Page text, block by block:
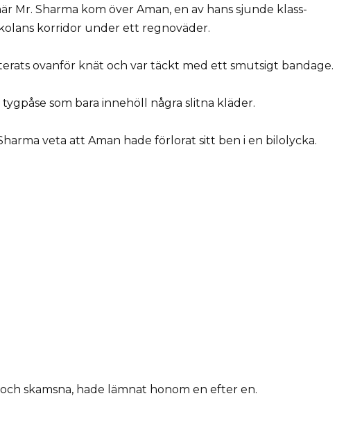
Mr. Sharma kom över Aman, en av hans sjunde klass-
korridor under ett regnoväder.
ovanför knät och var täckt med ett smutsigt bandage.
som bara innehöll några slitna kläder.
veta att Aman hade förlorat sitt ben i en bilolycka.
skamsna, hade lämnat honom en efter en.